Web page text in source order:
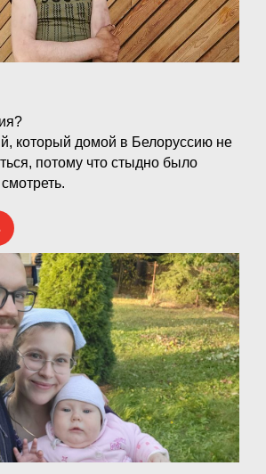
который домой в Белоруссию не
потому что стыдно было